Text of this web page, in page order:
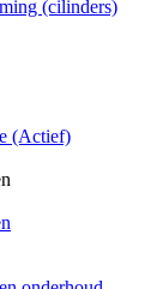
(cilinders)
(Actief)